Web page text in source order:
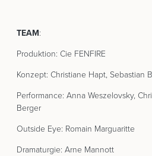
TEAM:
Produktion: Cie FENFIRE
Konzept: Christiane Hapt, Sebastian
Performance: Anna Weszelovsky,
Berger
Outside Eye: Romain Marguaritte
Dramaturgie: Arne Mannott